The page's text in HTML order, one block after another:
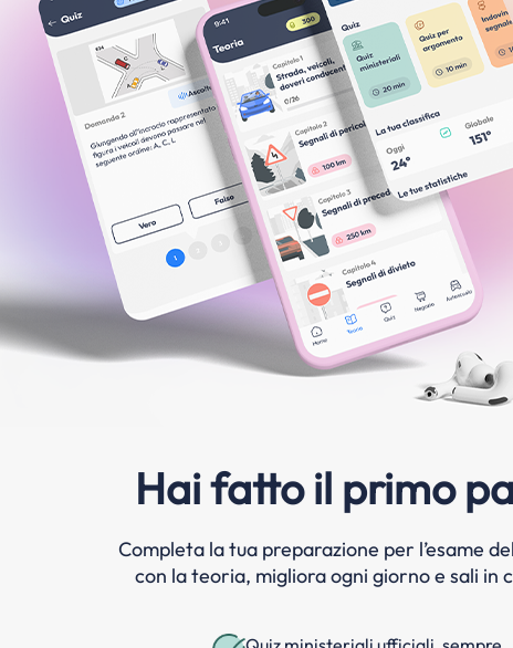
Hai fatto il primo
Completa la tua preparazione per l’esame
con la teoria, migliora ogni giorno e sali in